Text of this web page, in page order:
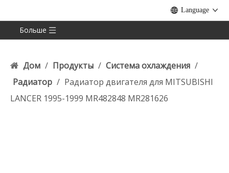
Language
Больше
Дом / Продукты / Система охлаждения /
Радиатор / Радиатор двигателя для MITSUBISHI
LANCER 1995-1999 MR482848 MR281626